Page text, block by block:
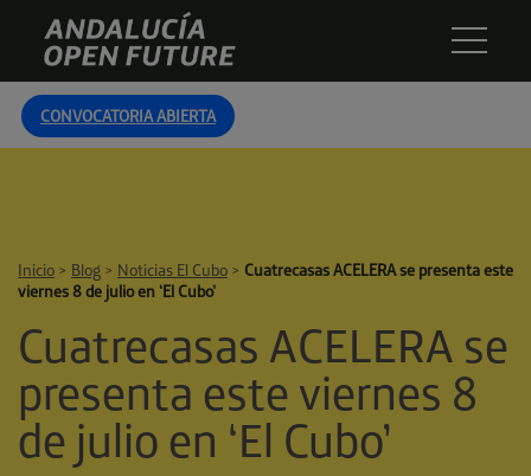
content
Andalucía
Open
Future
CONVOCATORIA ABIERTA
Inicio > Blog > Noticias El Cubo > Cuatrecasas ACELERA se presenta este
viernes 8 de julio en ‘El Cubo’
Cuatrecasas ACELERA se
presenta este viernes 8
de julio en ‘El Cubo’